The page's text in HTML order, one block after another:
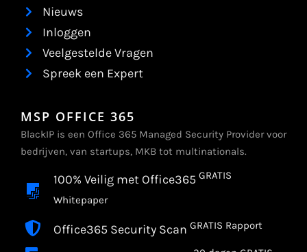
Nieuws
Inloggen
Veelgestelde Vragen
Spreek een Expert
MSP OFFICE 365
BlackIP is een Office 365 Managed Security Provider voor
bedrijven, van startups, MKB tot multinationals.
100% Veilig met Office365 GRATIS
Whitepaper
Office365 Security Scan GRATIS Rapport